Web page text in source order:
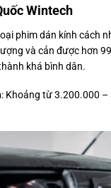
Wintech
phim dán kính cách
và cản được hơn
khá bình dân.
: Khoảng từ 3.200.000 –